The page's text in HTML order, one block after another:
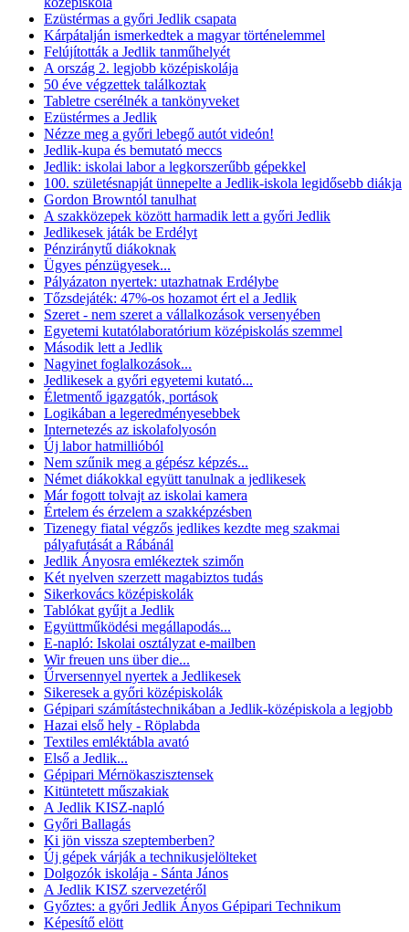
Ezüstérmas a győri Jedlik csapata
Kárpátalján ismerkedtek a magyar történelemmel
Felújították a Jedlik tanműhelyét
A ország 2. legjobb középiskolája
50 éve végzettek találkoztak
Tabletre cserélnék a tankönyveket
Ezüstérmes a Jedlik
Nézze meg a győri lebegő autót videón!
Jedlik-kupa és bemutató meccs
Jedlik: iskolai labor a legkorszerűbb gépekkel
100. születésnapját ünnepelte a Jedlik-iskola legidősebb diákja
Gordon Browntól tanulhat
A szakközepek között harmadik lett a győri Jedlik
Jedlikesek játák be Erdélyt
Pénziránytű diákoknak
Ügyes pénzügyesek...
Pályázaton nyertek: utazhatnak Erdélybe
Tőzsdejáték: 47%-os hozamot ért el a Jedlik
Szeret - nem szeret a vállalkozások versenyében
Egyetemi kutatólaboratórium középiskolás szemmel
Második lett a Jedlik
Nagyinet foglalkozások...
Jedlikesek a győri egyetemi kutató...
Életmentő igazgatók, portások
Logikában a legeredményesebbek
Internetezés az iskolafolyosón
Új labor hatmillióból
Nem szűnik meg a gépész képzés...
Német diákokkal együtt tanulnak a jedlikesek
Már fogott tolvajt az iskolai kamera
Értelem és érzelem a szakképzésben
Tizenegy fiatal végzős jedlikes kezdte meg szakmai
pályafutását a Rábánál
Jedlik Ányosra emlékeztek szimőn
Két nyelven szerzett magabiztos tudás
Sikerkovács középiskolák
Tablókat gyűjt a Jedlik
Együttműködési megállapodás...
E-napló: Iskolai osztályzat e-mailben
Wir freuen uns über die...
Űrversennyel nyertek a Jedlikesek
Sikeresek a győri középiskolák
Gépipari számítástechnikában a Jedlik-középiskola a legjobb
Hazai első hely - Röplabda
Textiles emléktábla avató
Első a Jedlik...
Gépipari Mérnökaszisztensek
Kitüntetett műszakiak
A Jedlik KISZ-napló
Győri Ballagás
Ki jön vissza szeptemberben?
Új gépek várják a technikusjelölteket
Dolgozók iskolája - Sánta János
A Jedlik KISZ szervezetéről
Győztes: a győri Jedlik Ányos Gépipari Technikum
Képesítő elött